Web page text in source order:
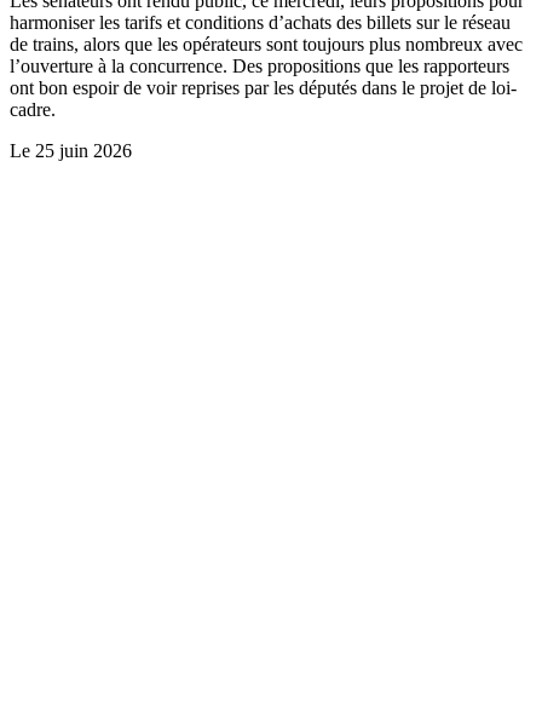
harmoniser les tarifs et conditions d’achats des billets sur le réseau
de trains, alors que les opérateurs sont toujours plus nombreux avec
l’ouverture à la concurrence. Des propositions que les rapporteurs
ont bon espoir de voir reprises par les députés dans le projet de loi-
cadre.
Le 25 juin 2026